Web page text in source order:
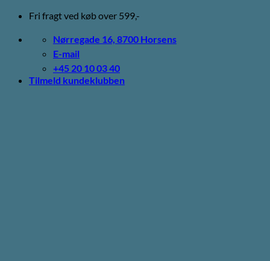
Fortsæt
indhold
Fri fragt ved køb over 599,-
Nørregade 16, 8700 Horsens
E-mail
+45 20 10 03 40
Tilmeld kundeklubben